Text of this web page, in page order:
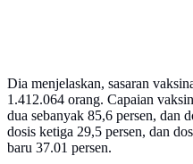
Dia menjelaskan, sasaran
1.412.064 orang. Capaian
dua sebanyak 85,6 persen, dan
dosis ketiga 29,5 persen, dan
baru 37.01 persen.